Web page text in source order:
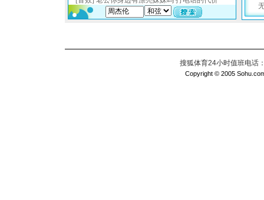
搜狐体育24小时值班电话
Copyright © 2005